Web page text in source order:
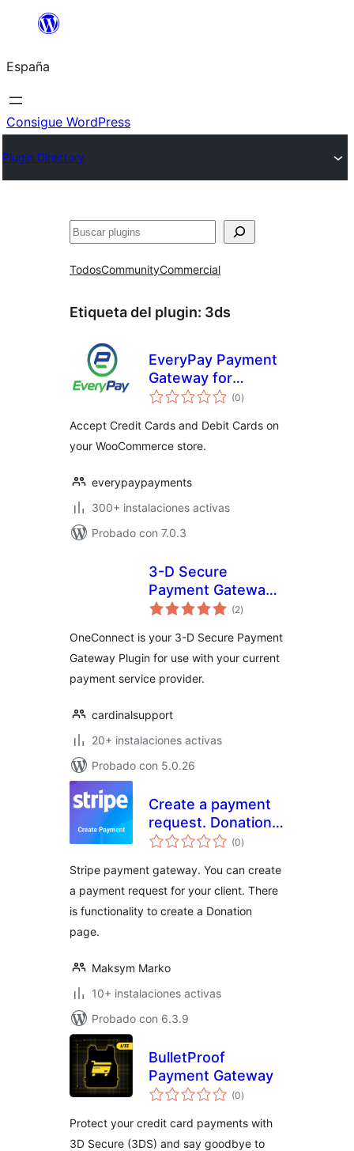
Saltar
contenido
España
Consigue WordPress
Plugin Directory
Buscar
TodosCommunityCommercial
Etiqueta del plugin: 3ds
EveryPay Payment
Gateway for
WooCommerce
(0valoraciones
en
)
Accept Credit Cards and Debit Cards on
your WooCommerce store.
everypaypayments
300+ instalaciones activas
Probado con 7.0.3
3-D Secure
Payment Gateway
by
(2valoraciones
en
)
OneConnect is your 3-D Secure Payment
Gateway Plugin for use with your current
payment service provider.
cardinalsupport
20+ instalaciones activas
Probado con 5.0.26
Create a payment
request. Donation
form (Stripe)(0valoraciones
en
)
Stripe payment gateway. You can create
a payment request for your client. There
is functionality to create a Donation
page.
Maksym Marko
10+ instalaciones activas
Probado con 6.3.9
BulletProof
Payment Gateway
(0valoraciones
en
)
Protect your credit card payments with
3D Secure (3DS) and say goodbye to